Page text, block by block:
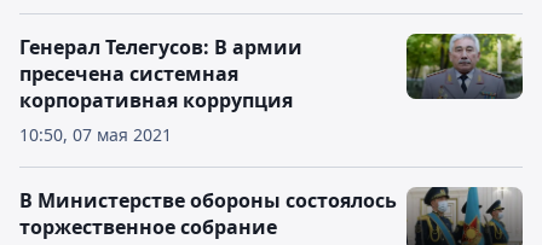
10:50, 07 мая 2021
Генерал Телегусов: В армии
пресечена системная
корпоративная коррупция
В Министерстве обороны состоялось
торжественное собрание